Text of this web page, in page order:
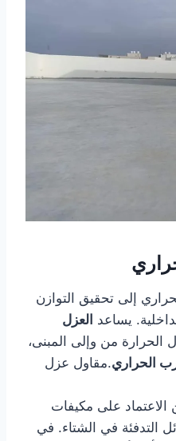
إلى تحقيق التوازن
يساعد العزل
الحرارة من وإلى المبنى،
الحراري.مقاول عزل
على مكيفات
التدفئة في الشتاء. في